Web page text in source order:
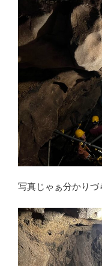
写真じゃぁ分かり